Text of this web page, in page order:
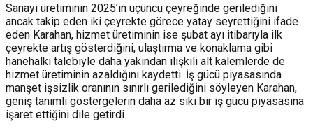
Sanayi üretiminin 2025’in üçüncü çeyreğinde gerilediğini
ancak takip eden iki çeyrekte görece yatay seyrettiğini ifade
eden Karahan, hizmet üretiminin ise şubat ayı itibarıyla ilk
çeyrekte artış gösterdiğini, ulaştırma ve konaklama gibi
hanehalkı talebiyle daha yakından ilişkili alt kalemlerde de
hizmet üretiminin azaldığını kaydetti. İş gücü piyasasında
manşet işsizlik oranının sınırlı gerilediğini söyleyen Karahan,
geniş tanımlı göstergelerin daha az sıkı bir iş gücü piyasasına
işaret ettiğini dile getirdi.